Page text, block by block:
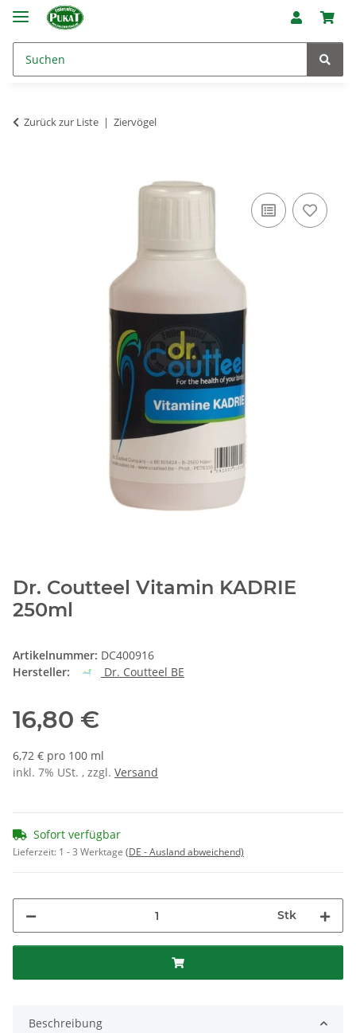
Zurück zur Liste Ziervögel
Dr. Coutteel Vitamin KADRIE
250ml
Artikelnummer: DC400916
Hersteller:
Dr. Coutteel BE
16,80 €
6,72 € pro 100 ml
inkl. 7% USt. , zzgl. Versand
Sofort verfügbar
Lieferzeit: 1 - 3 Werktage (DE - Ausland abweichend)
Stk
Beschreibung